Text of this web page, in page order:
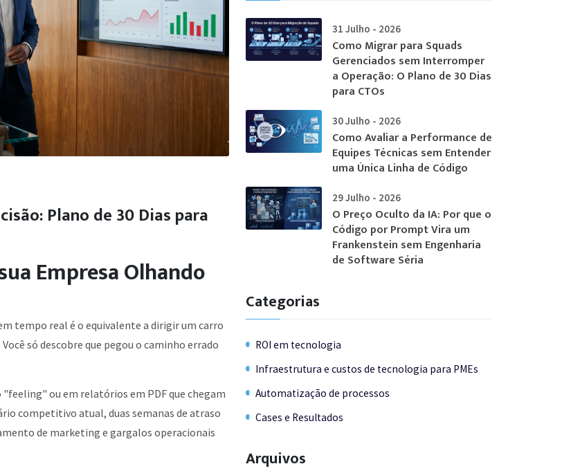
Plano de 30 Dias para
Empresa Olhando
tempo real é o equivalente a dirigir um carro
só descobre que pegou o caminho errado
ou em relatórios em PDF que chegam
competitivo atual, duas semanas de atraso
de marketing e gargalos operacionais
31 Julho - 2026
Como Migrar para Squads
Gerenciados sem Interromper
a Operação: O Plano de 30 Dias
para CTOs
30 Julho - 2026
Como Avaliar a Performance de
Equipes Técnicas sem Entender
uma Única Linha de Código
29 Julho - 2026
O Preço Oculto da IA: Por que o
Código por Prompt Vira um
Frankenstein sem Engenharia
de Software Séria
Categorias
ROI em tecnologia
Infraestrutura e custos de tecnologia para PMEs
Automatização de processos
Cases e Resultados
Arquivos